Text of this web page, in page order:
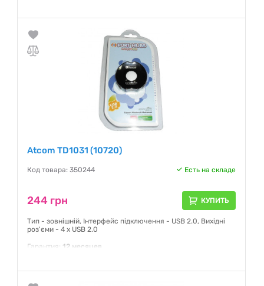
Atcom TD1031 (10720)
Код товара: 350244 Есть на складе
244 грн КУПИТЬ
Тип - зовнішній, Інтерфейс підключення - USB 2.0, Вихідні
роз'єми - 4 x USB 2.0
Гарантия: 12 месяцев